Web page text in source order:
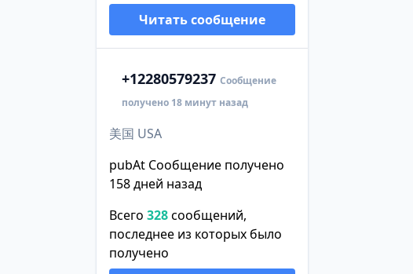
Читать сообщение
+12280579237 Сообщение
получено 18 минут назад
美国 USA
pubAt Сообщение получено
158 дней назад
Всего 328сообщений,
последнее из которых было
получено